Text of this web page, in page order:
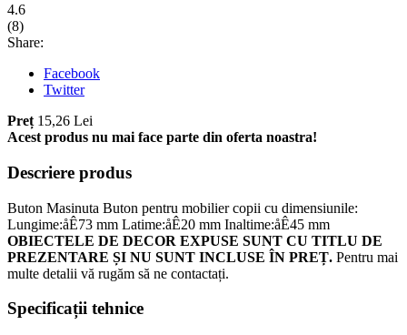
4.6
(8)
Share:
Facebook
Twitter
Preț 15,26 Lei
Acest produs nu mai face parte din oferta noastra!
Descriere produs
Buton Masinuta Buton pentru mobilier copii cu dimensiunile:
Lungime:åÊ73 mm Latime:åÊ20 mm Inaltime:åÊ45 mm
OBIECTELE DE DECOR EXPUSE SUNT CU TITLU DE
PREZENTARE ȘI NU SUNT INCLUSE ÎN PREȚ. Pentru mai
multe detalii vă rugăm să ne contactați.
Specificații tehnice